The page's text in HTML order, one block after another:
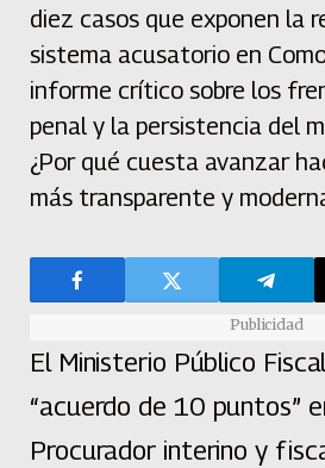
diez casos que exponen la
sistema acusatorio en
informe crítico sobre los
penal y la persistencia del
¿Por qué cuesta avanzar
más transparente y
Publicidad
El Ministerio Público
“acuerdo de 10 puntos”
Procurador interino y